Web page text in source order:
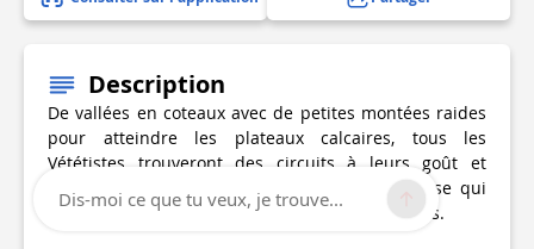
Description
De vallées en coteaux avec de petites montées raides
pour atteindre les plateaux calcaires, tous les
Vététistes trouveront des circuits à leurs goût et
profiteront des couleurs de la Toscane Gersoise qui
changent au fil des jours et des travaux agricoles.
Dis-moi ce que tu veux, je trouve...